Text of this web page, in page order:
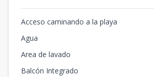
Acceso caminando a la playa
Agua
Area de lavado
Balcón Integrado